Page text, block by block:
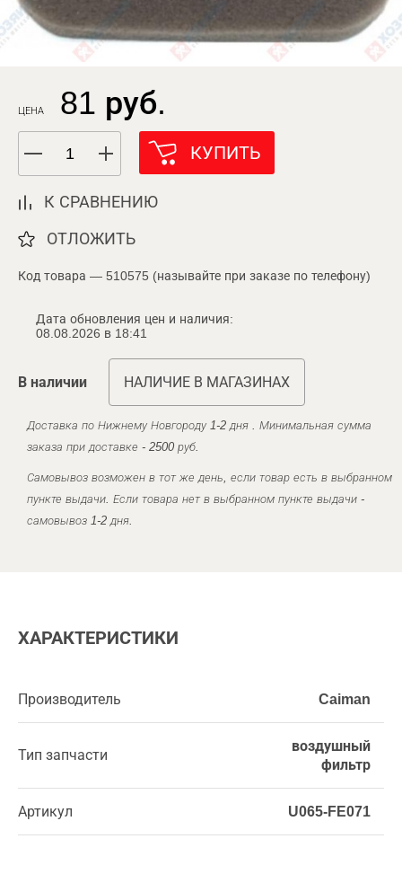
ЦЕНА 81 руб.
КУПИТЬ
К СРАВНЕНИЮ
ОТЛОЖИТЬ
Код товара — 510575 (называйте при заказе по телефону)
Дата обновления цен и наличия:
08.08.2026 в 18:41
В наличии НАЛИЧИЕ В МАГАЗИНАХ
Доставка по Нижнему Новгороду 1-2 дня . Минимальная сумма
заказа при доставке - 2500 руб.
Самовывоз возможен в тот же день, если товар есть в выбранном
пункте выдачи. Если товара нет в выбранном пункте выдачи -
самовывоз 1-2 дня.
ХАРАКТЕРИСТИКИ
Производитель Caiman
Тип запчасти
воздушный
фильтр
Артикул U065-FE071